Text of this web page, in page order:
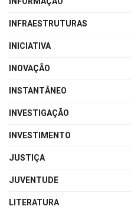
INFRAESTRUTURAS
INICIATIVA
INOVAÇÃO
INSTANTÂNEO
INVESTIGAÇÃO
INVESTIMENTO
JUSTIÇA
JUVENTUDE
LITERATURA